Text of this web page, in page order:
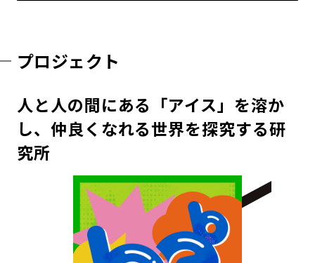
プロジェクト
人と人の間にある「アイス」を溶か
し、仲良くなれる世界を探究する研
究所